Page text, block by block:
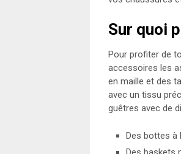
Sur quoi
Pour profiter de
accessoires les
en maille et des
avec un tissu
guêtres avec de
Des bottes à